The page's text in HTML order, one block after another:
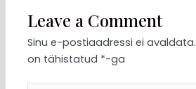
Leave a Comment
Sinu e-postiaadressi ei avaldata.
on tähistatud *-ga